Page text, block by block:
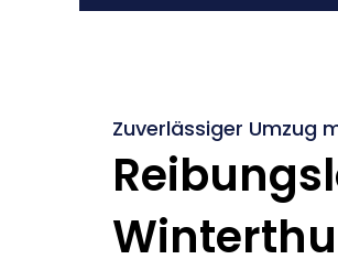
Zuverlässiger Umzug